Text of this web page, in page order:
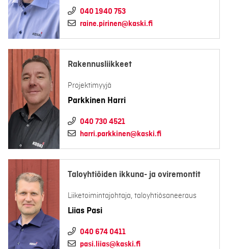
040 1940 753
raine.pirinen@kaski.fi
Rakennusliikkeet
Projektimyyjä
Parkkinen Harri
040 730 4521
harri.parkkinen@kaski.fi
Taloyhtiöiden ikkuna- ja oviremontit
Liiketoimintajohtaja, taloyhtiösaneeraus
Liias Pasi
040 674 0411
pasi.liias@kaski.fi